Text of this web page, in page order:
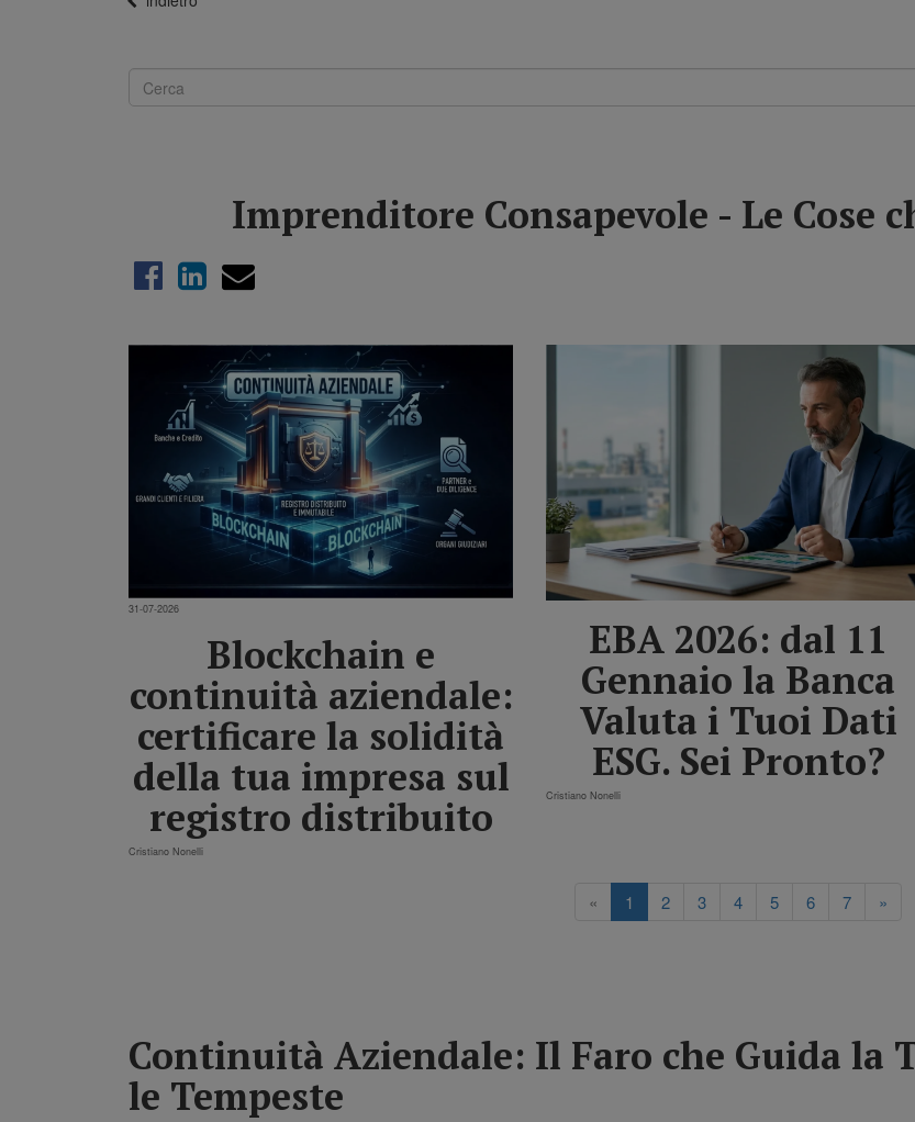
Imprenditore Consapevole - Le Cose
31-07-2026
Blockchain e
continuità aziendale:
certificare la solidità
della tua impresa sul
registro distribuito
Cristiano Nonelli
EBA 2026: dal 11
Gennaio la Banca
Valuta i Tuoi Dati
ESG. Sei Pronto?
Cristiano Nonelli
« 1 2 3 4 5 6 7 »
Continuità Aziendale: Il Faro che Guida la
le Tempeste